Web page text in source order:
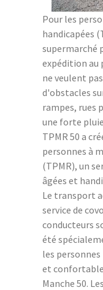
Pour les
handicapées
supermarché
expédition au
ne veulent
d'obstacles
rampes, rues
une forte
TPMR 50 a
personnes à
(TPMR), un
âgées et
Le transport
service de
conducteurs
été
les
et
Manche 50.